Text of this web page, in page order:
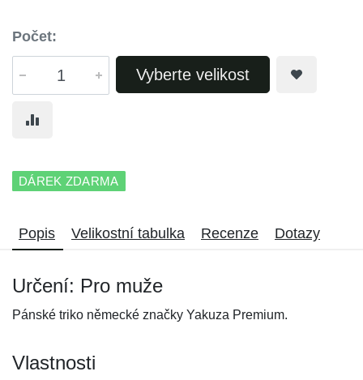
Počet:
Vyberte velikost
DÁREK ZDARMA
Popis Velikostní tabulka Recenze Dotazy
Určení: Pro muže
Pánské triko německé značky Yakuza Premium.
Vlastnosti